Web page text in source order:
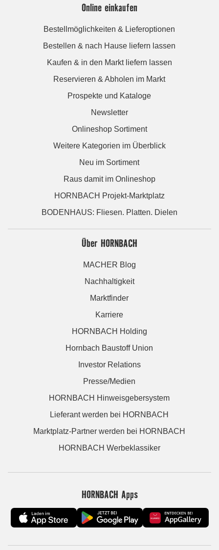
Online einkaufen
Bestellmöglichkeiten & Lieferoptionen
Bestellen & nach Hause liefern lassen
Kaufen & in den Markt liefern lassen
Reservieren & Abholen im Markt
Prospekte und Kataloge
Newsletter
Onlineshop Sortiment
Weitere Kategorien im Überblick
Neu im Sortiment
Raus damit im Onlineshop
HORNBACH Projekt-Marktplatz
BODENHAUS: Fliesen. Platten. Dielen
Über HORNBACH
MACHER Blog
Nachhaltigkeit
Marktfinder
Karriere
HORNBACH Holding
Hornbach Baustoff Union
Investor Relations
Presse/Medien
HORNBACH Hinweisgebersystem
Lieferant werden bei HORNBACH
Marktplatz-Partner werden bei HORNBACH
HORNBACH Werbeklassiker
HORNBACH Apps